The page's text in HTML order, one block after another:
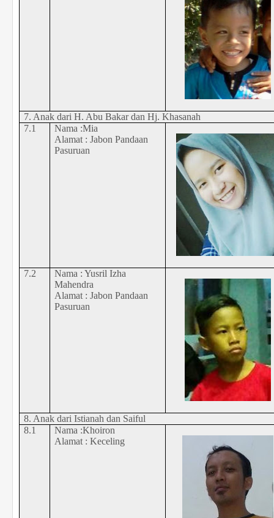
7. Anak dari H. Abu Bakar dan Hj. Khasanah
7.1
Nama :Mia
Alamat : Jabon Pandaan
Pasuruan
7.2
Nama : Yusril Izha
Mahendra
Alamat : Jabon Pandaan
Pasuruan
8. Anak dari Istianah dan Saiful
8.1
Nama :Khoiron
Alamat : Keceling